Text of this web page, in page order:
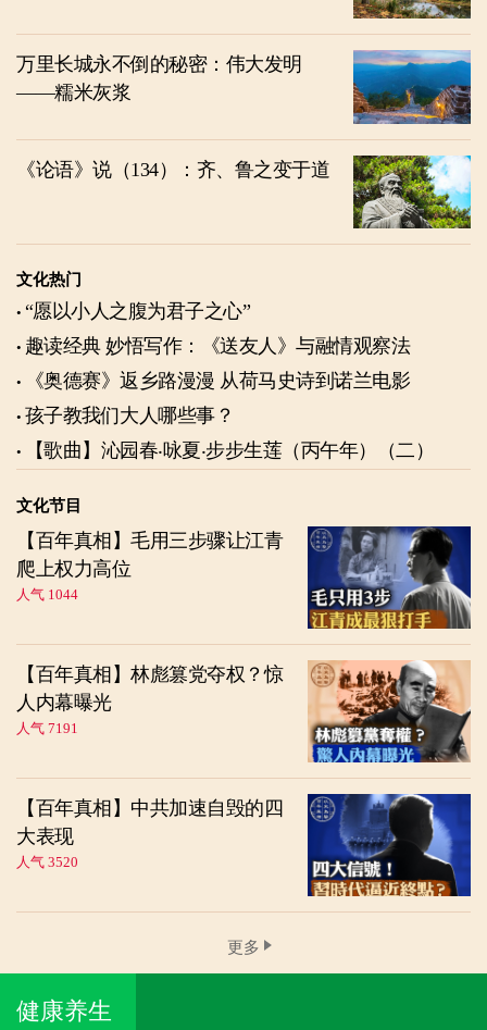
万里长城永不倒的秘密：伟大发明
——糯米灰浆
《论语》说（134）：齐、鲁之变于道
文化热门
“愿以小人之腹为君子之心”
趣读经典 妙悟写作：《送友人》与融情观察法
《奥德赛》返乡路漫漫 从荷马史诗到诺兰电影
孩子教我们大人哪些事？
【歌曲】沁园春‧咏夏‧步步生莲（丙午年）（二）
文化节目
【百年真相】毛用三步骤让江青
爬上权力高位
人气 1044
【百年真相】林彪篡党夺权？惊
人内幕曝光
人气 7191
【百年真相】中共加速自毁的四
大表现
人气 3520
更多
健康养生